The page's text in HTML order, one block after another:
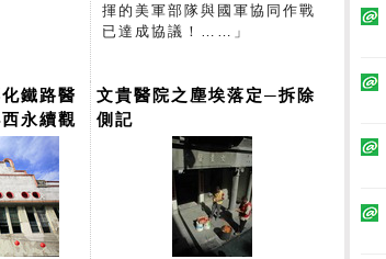
揮的美軍部隊與國軍協同作戰
已達成協議！……」
鐵路醫
永續觀
文貴醫院之塵埃落定─拆除
側記